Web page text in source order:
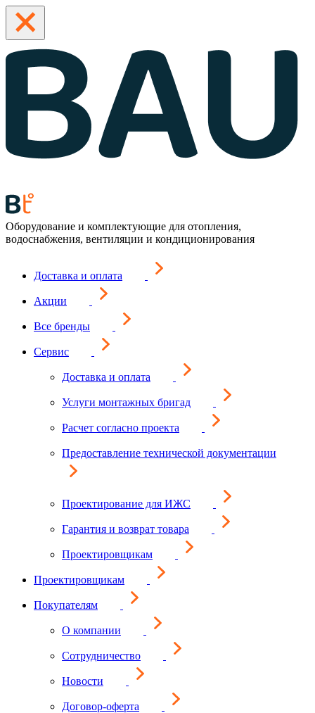
Оборудование и комплектующие для отопления,
водоснабжения, вентиляции и кондиционирования
Доставка и оплата
Акции
Все бренды
Сервис
Доставка и оплата
Услуги монтажных бригад
Расчет согласно проекта
Предоставление технической документации
Проектирование для ИЖС
Гарантия и возврат товара
Проектировщикам
Проектировщикам
Покупателям
О компании
Сотрудничество
Новости
Договор-оферта